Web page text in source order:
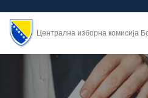
Централна изборна комисија